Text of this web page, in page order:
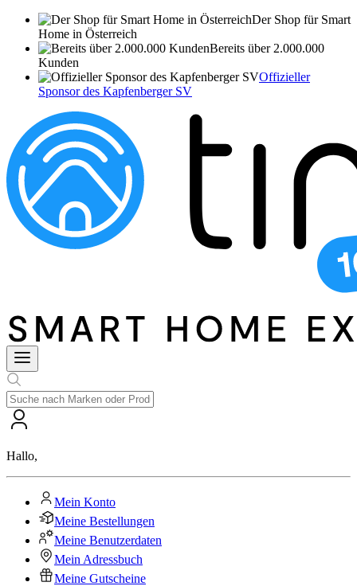
Der Shop für Smart
Home in Österreich
Bereits über 2.000.000
Kunden
Offizieller
Sponsor des Kapfenberger SV
Hallo,
Mein Konto
Meine Bestellungen
Meine Benutzerdaten
Mein Adressbuch
Meine Gutscheine